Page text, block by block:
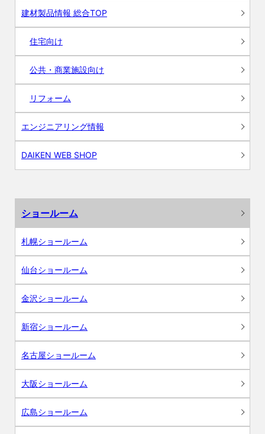
建材製品情報 総合TOP
住宅向け
公共・商業施設向け
リフォーム
エンジニアリング情報
DAIKEN WEB SHOP
ショールーム
札幌ショールーム
仙台ショールーム
金沢ショールーム
新宿ショールーム
名古屋ショールーム
大阪ショールーム
広島ショールーム